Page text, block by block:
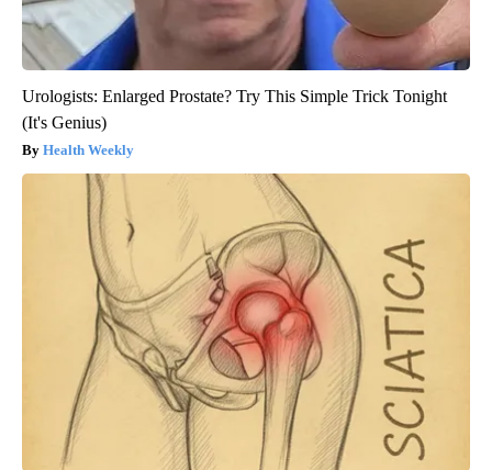
Urologists: Enlarged Prostate? Try This Simple Trick Tonight
(It's Genius)
Health Weekly